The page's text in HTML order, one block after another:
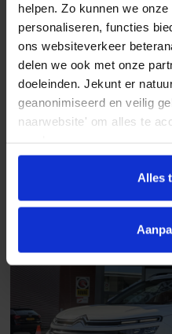
helpen. Zo kunnen we
personaliseren, functies
ons websiteverkeer
delen we ook met onze
doeleinden. Jekunt er
geanonimiseerd en veilig
naarwebsite' om alles te
Alles
Chroom delen exterieur
Dimlichten automatisch
Elektronische
LED dagrijverlichting
Lichtmetalen velgen 19"
Mistlampen
Mistlampen voor
Citroën C3 Aircross
1.2 PureTech Shine 131 PK!!! //
PARKEERCAMERA // CLIMA //
2022 33.142 km Automaat
€ 16.945